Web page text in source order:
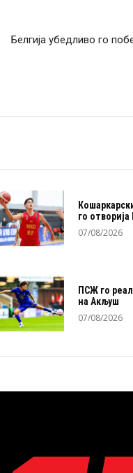
Белгија убедливо го
го отворија
07/08/2026
ПСЖ го
на Акљуш
07/08/2026